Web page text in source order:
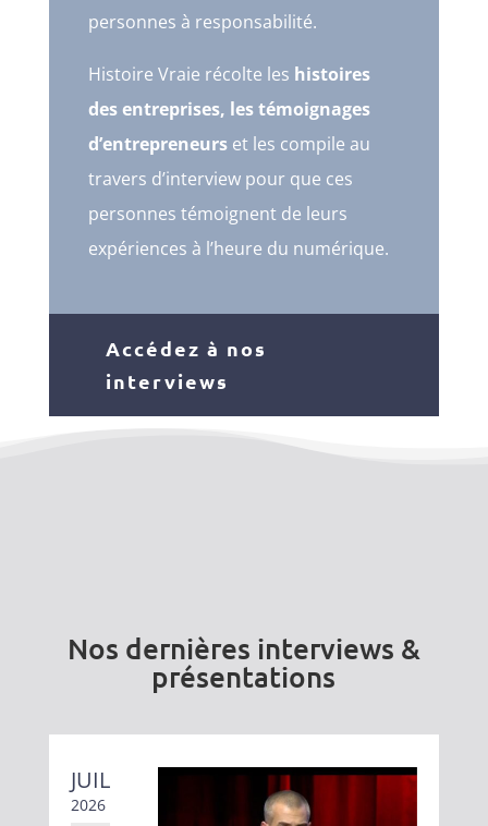
personnes à responsabilité.
Histoire Vraie récolte les histoires
des entreprises, les témoignages
d’entrepreneurset les compile au
travers d’interview pour que ces
personnes témoignent de leurs
expériences à l’heure du numérique.
Accédez à nos
interviews
Nos dernières interviews &
présentations
JUIL
2026